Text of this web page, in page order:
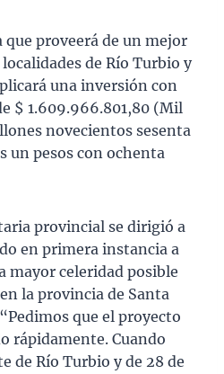
proveerá de un mejor
de Río Turbio y
una inversión con
$ 1.609.966.801,80 (Mil
novecientos sesenta
un pesos con ochenta
provincial se dirigió a
en primera instancia a
mayor celeridad posible
la provincia de Santa
que el proyecto
rápidamente. Cuando
de Río Turbio y de 28 de